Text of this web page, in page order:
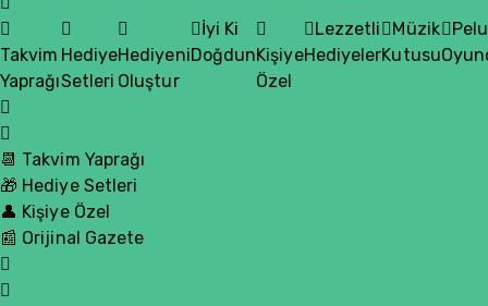
Takvim
Yaprağı
Hediye
Setleri
Hediyeni
Oluştur
İyi Ki
DoğdunKişiye
Özel
Lezzetli
Hediyeler
Müzik
Kutusu
📆 Takvim Yaprağı
🎁 Hediye Setleri
👤 Kişiye Özel
📰 Orijinal Gazete